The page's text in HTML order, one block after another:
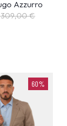
Azzurro
309,00€
60%